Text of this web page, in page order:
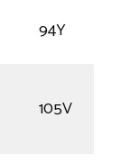
94Y
105V